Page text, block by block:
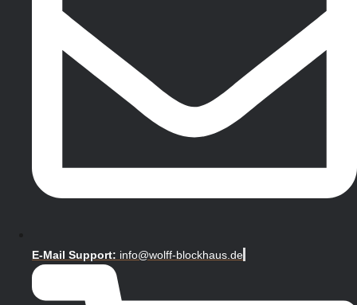
E-Mail Support: info@wolff-blockhaus.de